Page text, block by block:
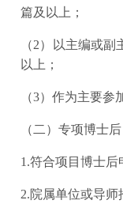
篇及以上；
（2）以主编或
以上；
（3）作为主要参
（二）专项博士后
1.符合项目博士后
2.院属单位或导师